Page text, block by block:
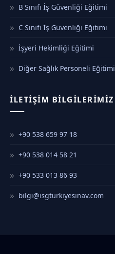
B Sınıfı İş Güvenliği Eğitimi
C Sınıfı İş Güvenliği Eğitimi
İşyeri Hekimliği Eğitimi
Diğer Sağlık Personeli Eğitimi
İLETIŞIM BILGILERIMIZ
+90 538 659 97 18
+90 538 014 58 21
+90 533 013 86 93
bilgi@isgturkiyesınav.com